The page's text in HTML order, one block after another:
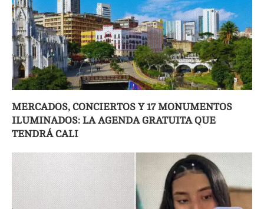
MERCADOS, CONCIERTOS Y 17 MONUMENTOS
ILUMINADOS: LA AGENDA GRATUITA QUE
TENDRÁ CALI